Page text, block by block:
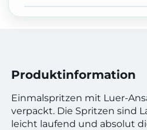
Produktinformation
Einmalspritzen mit Luer-
verpackt. Die Spritzen sind
leicht laufend und absolut